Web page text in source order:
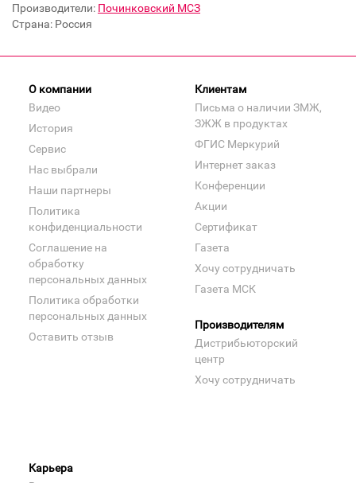
Производители: Починковский МСЗ
Страна: Россия
О компании
Видео
История
Сервис
Нас выбрали
Наши партнеры
Политика
конфиденциальности
Соглашение на
обработку
персональных данных
Политика обработки
персональных данных
Оставить отзыв
Клиентам
Письма о наличии ЗМЖ,
ЗЖЖ в продуктах
ФГИС Меркурий
Интернет заказ
Конференции
Акции
Сертификат
Газета
Хочу сотрудничать
Газета МСК
Производителям
Дистрибьюторский
центр
Хочу сотрудничать
Карьера